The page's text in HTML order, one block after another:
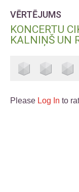
VĒRTĒJUMS
KONCERTU
KALNIŅŠ UN
Please Log In to